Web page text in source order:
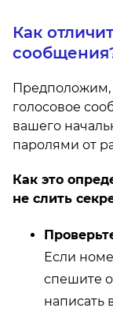
Как
голосовое
вашего
паролями от
Как это
не слить
Если
спешите
написать